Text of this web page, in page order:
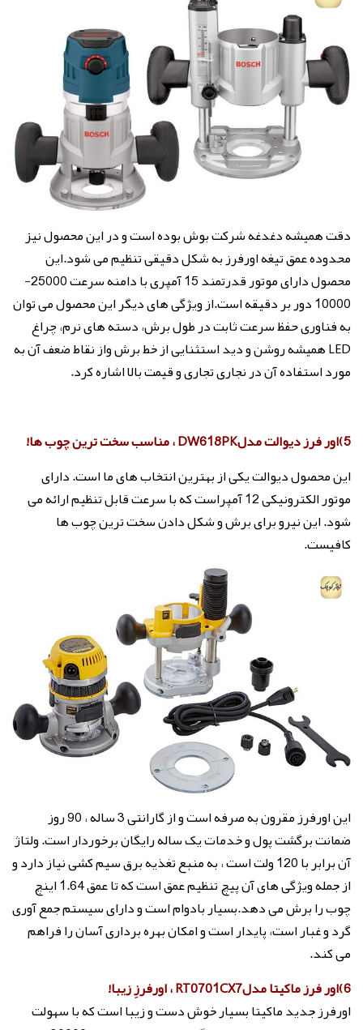
دقت همیشه دغدغه شرکت بوش بوده است و در این محصول نیز
محدوده عمق تیغه اورفرز به شکل دقیقی تنظیم می شود.این
محصول دارای موتور قدرتمند 15 آمپری با دامنه سرعت 25000-
10000 دور بر دقیقه است.از ویژگی های دیگر این محصول می توان
به فناوری حفظ سرعت ثابت در طول برش، دسته های نرم، چراغ
LED همیشه روشن و دید استثنایی از خط برش واز نقاط ضعف آن به
مورد استفاده آن در نجاری تجاری و قیمت بالا اشاره کرد.
5)اور فرز دیوالت مدلDW618PK ، مناسب سخت ترین چوب ها!
این محصول دیوالت یکی از بهترین انتخاب های ما است. دارای
موتور الکترونیکی 12 آمپراست که با سرعت قابل تنظیم ارائه می
شود. این نیرو برای برش و شکل دادن سخت ترین چوب ها
کافیست.
این اورفرز مقرون به صرفه است و از گارانتی 3 ساله ، 90 روز
ضمانت برگشت پول و خدمات یک ساله رایگان برخوردار است. ولتاژ
آن برابر با 120 ولت است ، به منبع تغذیه برق سیم کشی نیاز دارد و
از جمله ویژگی های آن پیچ تنظیم عمق است که تا عمق 1.64 اینچ
چوب را برش می دهد.بسیار بادوام است و دارای سیستم جمع آوری
گرد و غبار است، پایدار است و امکان بهره برداری آسان را فراهم
می کند.
6)اور فرز ماکیتا مدلRT0701CX7 ، اورفرزِ زیبا!
اورفرز جدید ماکیتا بسیار خوش دست و زیبا است که با سهولت